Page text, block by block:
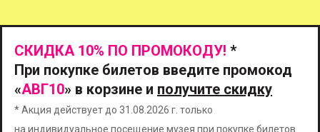
СКИДКА 10% ПО ПРОМОКОДУ! *
При покупке билетов введите промокод
«АВГ10» в корзине и получите скидку
* Акция действует до 31.08.2026 г. только
на индивидуальное посещение музея при покупке билетов